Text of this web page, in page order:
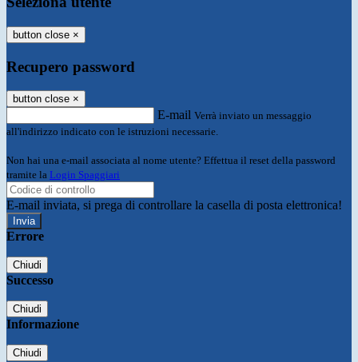
button close ×
Recupero password
button close ×
E-mail Verrà inviato un messaggio
all'indirizzo indicato con le istruzioni necessarie.
Non hai una e-mail associata al nome utente? Effettua il reset della password
tramite la Login Spaggiari
E-mail inviata, si prega di controllare la casella di posta elettronica!
Errore
Chiudi
Successo
Chiudi
Informazione
Chiudi